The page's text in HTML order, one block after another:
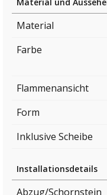
Material
Farbe
Flammenansicht
Form
Inklusive Scheibe
Installationsdetails
Abzug/Schornstein